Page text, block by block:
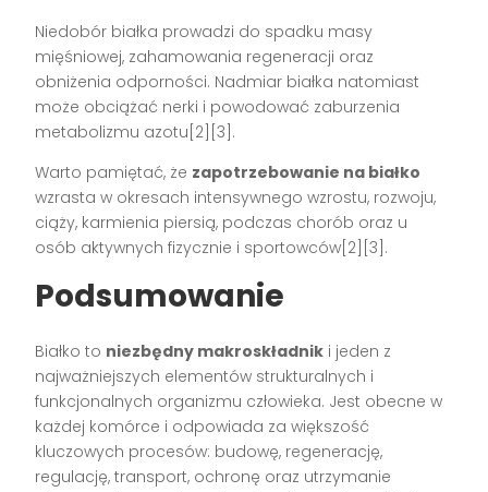
Niedobór białka prowadzi do spadku masy
mięśniowej, zahamowania regeneracji oraz
obniżenia odporności. Nadmiar białka natomiast
może obciążać nerki i powodować zaburzenia
metabolizmu azotu[2][3].
Warto pamiętać, że zapotrzebowanie na białko
wzrasta w okresach intensywnego wzrostu, rozwoju,
ciąży, karmienia piersią, podczas chorób oraz u
osób aktywnych fizycznie i sportowców[2][3].
Podsumowanie
Białko to niezbędny makroskładnik i jeden z
najważniejszych elementów strukturalnych i
funkcjonalnych organizmu człowieka. Jest obecne w
każdej komórce i odpowiada za większość
kluczowych procesów: budowę, regenerację,
regulację, transport, ochronę oraz utrzymanie